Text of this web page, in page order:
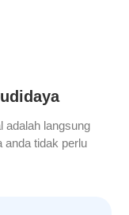
adalah langsung
anda tidak perlu